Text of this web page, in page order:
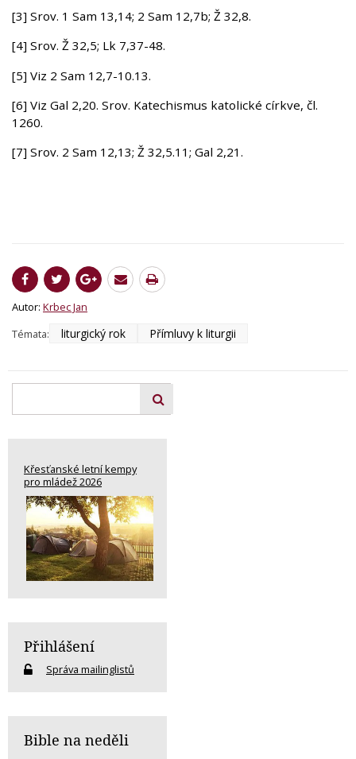
[3] Srov. 1 Sam 13,14; 2 Sam 12,7b; Ž 32,8.
[4] Srov. Ž 32,5; Lk 7,37-48.
[5] Viz 2 Sam 12,7-10.13.
[6] Viz Gal 2,20. Srov. Katechismus katolické církve, čl.
1260.
[7] Srov. 2 Sam 12,13; Ž 32,5.11; Gal 2,21.
Autor: Krbec Jan
Témata:
liturgický rok Přímluvy k liturgii
Křesťanské letní kempy
pro mládež 2026
Přihlášení
Správa mailinglistů
Bible na neděli